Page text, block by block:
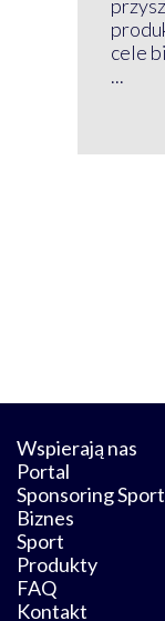
cele
...
Wspierają nas
Portal
Sponsoring Sport
Biznes
Sport
Produkty
FAQ
Kontakt